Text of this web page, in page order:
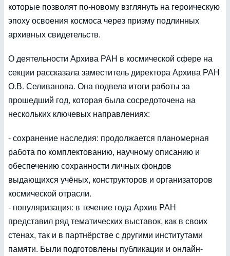
которые позволят по-новому взглянуть на героическую
эпоху освоения космоса через призму подлинных
архивных свидетельств.
О деятельности Архива РАН в космической сфере на
секции рассказала заместитель директора Архива РАН
О.В. Селиванова. Она подвела итоги работы за
прошедший год, которая была сосредоточена на
нескольких ключевых направлениях:
- сохранение наследия: продолжается планомерная
работа по комплектованию, научному описанию и
обеспечению сохранности личных фондов
выдающихся учёных, конструкторов и организаторов
космической отрасли.
- популяризация: в течение года Архив РАН
представил ряд тематических выставок, как в своих
стенах, так и в партнёрстве с другими институтами
памяти. Были подготовлены публикации и онлайн-